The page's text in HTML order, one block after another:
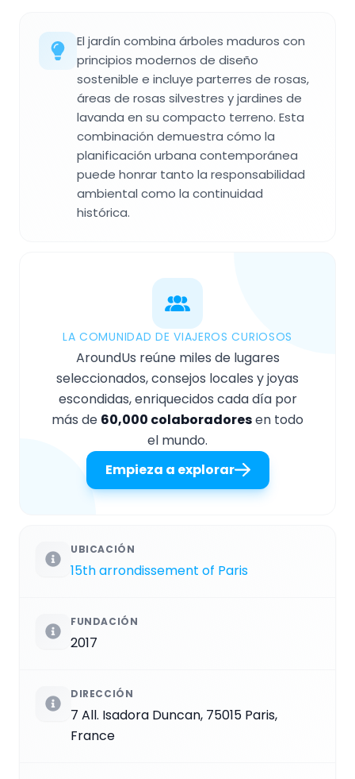
El jardín combina árboles maduros con
principios modernos de diseño
sostenible e incluye parterres de rosas,
áreas de rosas silvestres y jardines de
lavanda en su compacto terreno. Esta
combinación demuestra cómo la
planificación urbana contemporánea
puede honrar tanto la responsabilidad
ambiental como la continuidad
histórica.
LA COMUNIDAD DE VIAJEROS CURIOSOS
AroundUs reúne miles de lugares
seleccionados, consejos locales y joyas
escondidas, enriquecidos cada día por
más de 60,000 colaboradoresen todo
el mundo.
Empieza a explorar
UBICACIÓN
15th arrondissement of Paris
FUNDACIÓN
2017
DIRECCIÓN
7 All. Isadora Duncan, 75015 Paris,
France